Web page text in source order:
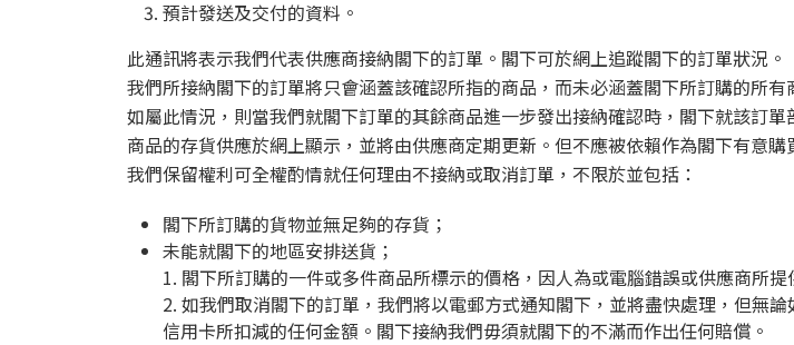
預計發送及交付的資料。
此通訊將表示我們代表供應商接納閣下的訂單。閣下可於網上追蹤閣下的訂單狀況。
我們所接納閣下的訂單將只會涵蓋該確認所指的商品，而未必涵蓋閣下所訂購的所有
如屬此情況，則當我們就閣下訂單的其餘商品進一步發出接納確認時，閣下就該訂單
商品的存貨供應於網上顯示，並將由供應商定期更新。但不應被依賴作為閣下有意
我們保留權利可全權酌情就任何理由不接納或取消訂單，不限於並包括：
閣下所訂購的貨物並無足夠的存貨；
未能就閣下的地區安排送貨；
1. 閣下所訂購的一件或多件商品所標示的價格，因人為或電腦錯誤或供應商所提
2. 如我們取消閣下的訂單，我們將以電郵方式通知閣下，並將盡快處理，但無
信用卡所扣減的任何金額。閣下接納我們毋須就閣下的不滿而作出任何賠償。